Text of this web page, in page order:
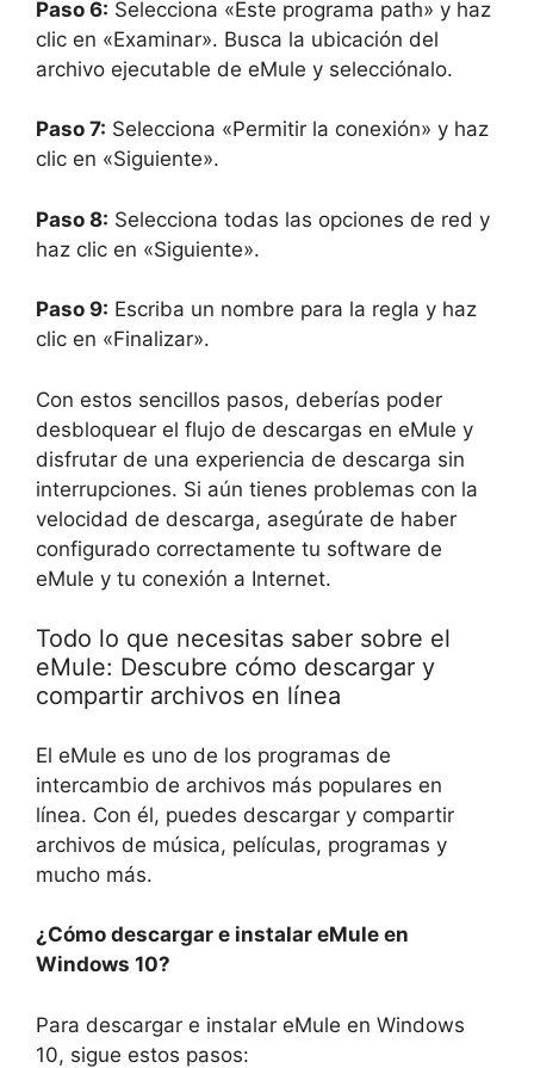
Paso 6: Selecciona «Este programa path» y haz
clic en «Examinar». Busca la ubicación del
archivo ejecutable de eMule y selecciónalo.
Paso 7: Selecciona «Permitir la conexión» y haz
clic en «Siguiente».
Paso 8: Selecciona todas las opciones de red y
haz clic en «Siguiente».
Paso 9: Escriba un nombre para la regla y haz
clic en «Finalizar».
Con estos sencillos pasos, deberías poder
desbloquear el flujo de descargas en eMule y
disfrutar de una experiencia de descarga sin
interrupciones. Si aún tienes problemas con la
velocidad de descarga, asegúrate de haber
configurado correctamente tu software de
eMule y tu conexión a Internet.
Todo lo que necesitas saber sobre el
eMule: Descubre cómo descargar y
compartir archivos en línea
El eMule es uno de los programas de
intercambio de archivos más populares en
línea. Con él, puedes descargar y compartir
archivos de música, películas, programas y
mucho más.
¿Cómo descargar e instalar eMule en
Windows 10?
Para descargar e instalar eMule en Windows
10, sigue estos pasos: